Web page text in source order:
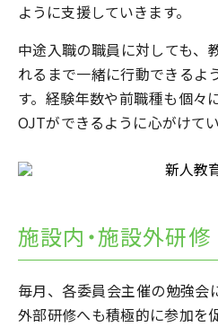
ように支援していきます。
中途入職の職員に対しても、
れるまで一緒に行動できるよ
す。経験年数や前職種も個々
OJTができるように心がけてい
施設内・施設外研修
毎月、各委員会主催の勉強会
外部研修へも積極的に参加を